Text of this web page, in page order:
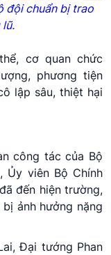
đội chuẩn bị trao
cơ quan chức
phương tiện
lập sâu, thiệt hại
công tác của Bộ
Ủy viên Bộ Chính
đến hiện trường,
ảnh hưởng nặng
Đại tướng Phan